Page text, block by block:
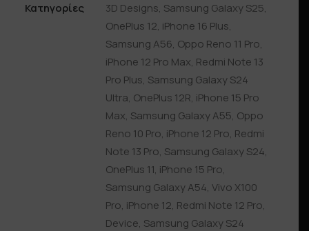
Κατηγορίες
3D Designs, Samsung Galaxy S25,
OnePlus 12, iPhone 16 Plus,
Samsung A56, Oppo Reno 11 Pro,
iPhone 12 Pro Max, Redmi Note 13
Pro Plus, Samsung Galaxy S24
Ultra, OnePlus 12R, iPhone 15 Pro
Max, Samsung Galaxy A55, Oppo
Reno 10 Pro, iPhone 12 Pro, Redmi
Note 13 Pro, Samsung Galaxy S24,
OnePlus 11, iPhone 15 Pro,
Samsung Galaxy A54, Vivo X100
Pro, iPhone 12, Redmi Note 12 Pro,
Device, Samsung Galaxy S24